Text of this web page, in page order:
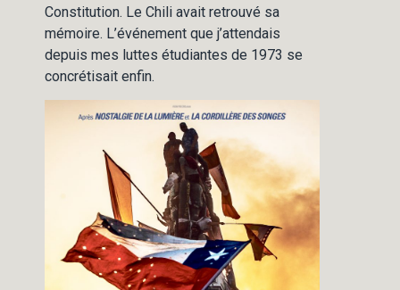
Constitution. Le Chili avait retrouvé sa
mémoire. L’événement que j’attendais
depuis mes luttes étudiantes de 1973 se
concrétisait enfin.